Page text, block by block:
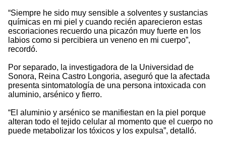
“Siempre he sido muy sensible a solventes y sustancias
químicas en mi piel y cuando recién aparecieron estas
escoriaciones recuerdo una picazón muy fuerte en los
labios como si percibiera un veneno en mi cuerpo”,
recordó.
Por separado, la investigadora de la Universidad de
Sonora, Reina Castro Longoria, aseguró que la afectada
presenta sintomatología de una persona intoxicada con
aluminio, arsénico y fierro.
“El aluminio y arsénico se manifiestan en la piel porque
alteran todo el tejido celular al momento que el cuerpo no
puede metabolizar los tóxicos y los expulsa”, detalló.